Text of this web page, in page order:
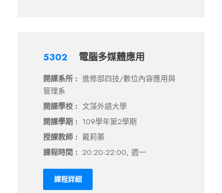
5302 電腦多媒體應用
開課系所 : 進修部四技/數位內容應用與
管理系
開課學校 : 文藻外語大學
開課學期 : 109學年第2學期
授課教師 : 戴莉蓁
課程時間 : 20:20-22:00, 週一
課程詳細